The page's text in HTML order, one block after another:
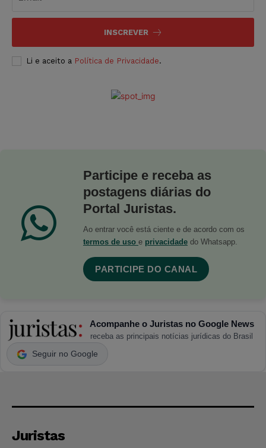
INSCREVER
Li e aceito a Política de Privacidade.
Participe e receba as
postagens diárias do
Portal Juristas.
Ao entrar você está ciente e de acordo com os
termos de uso e privacidade do Whatsapp.
PARTICIPE DO CANAL
Acompanhe o Juristas no Google News
receba as principais notícias jurídicas do Brasil
Seguir no Google
Juristas